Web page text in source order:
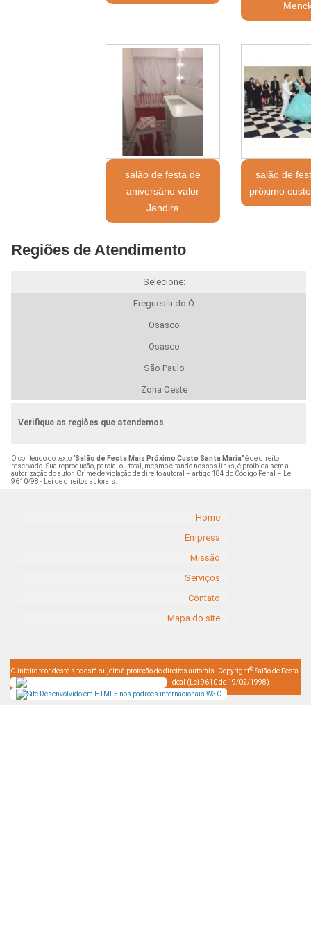
salão de festa de
aniversário valor
Jandira
salão de
próximo
Regiões de Atendimento
Selecione:
Freguesia do Ó
Osasco
Osasco
São Paulo
Zona Oeste
Verifique as regiões que atendemos
O conteúdo do texto "Salão de Festa Mais Próximo Custo Santa Maria" é de direito
reservado. Sua reprodução, parcial ou total, mesmo citando nossos links, é proibida sem a
autorização do autor. Crime de violação de direito autoral – artigo 184 do Código Penal – Lei
9610/98 - Lei de direitos autorais.
Home
Empresa
Missão
Serviços
Contato
Mapa do site
O inteiro teor deste site está sujeito à proteção de direitos autorais. Copyright© Salão de Festa
Ideal (Lei 9610 de 19/02/1998)